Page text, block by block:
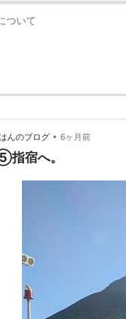
ついて
んのブログ • 6ヶ月前
指宿へ。